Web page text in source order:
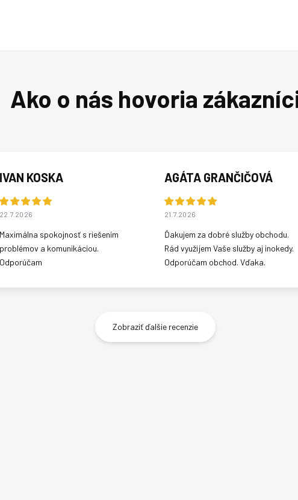
IVAN KOSKA
22.7.2026
Maximálna spokojnosť s riešením
problémov a komunikáciou.
Odporúčam
AGÁTA GRANČIČOVÁ
21.7.2026
Ďakujem za dobré služby obchodu.
Rád využijem Vaše služby aj inokedy.
Odporúčam obchod. Vďaka.
Zobraziť ďalšie recenzie